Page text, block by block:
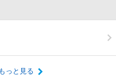
っと見る